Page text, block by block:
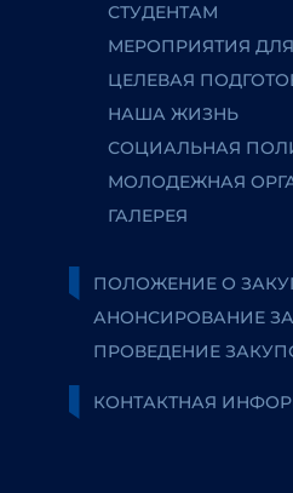
СТУДЕНТАМ
МЕРОПРИЯТИЯ
ЦЕЛЕВАЯ
НАША ЖИЗНЬ
СОЦИАЛЬНАЯ
МОЛОДЕЖНАЯ
ГАЛЕРЕЯ
ПОЛОЖЕНИЕ О
АНОНСИРОВАНИЕ
ПРОВЕДЕНИЕ
КОНТАКТНАЯ